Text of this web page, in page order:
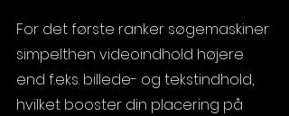
For det første ranker søgemaskiner
simpelthen videoindhold højere
end f.eks. billede- og tekstindhold,
hvilket booster din placering på